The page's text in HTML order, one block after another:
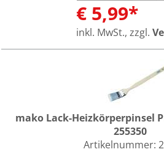
€ 5,99*
inkl. MwSt., zzgl.
mako Lack-Heizkörperpinsel
255350
Artikelnummer: